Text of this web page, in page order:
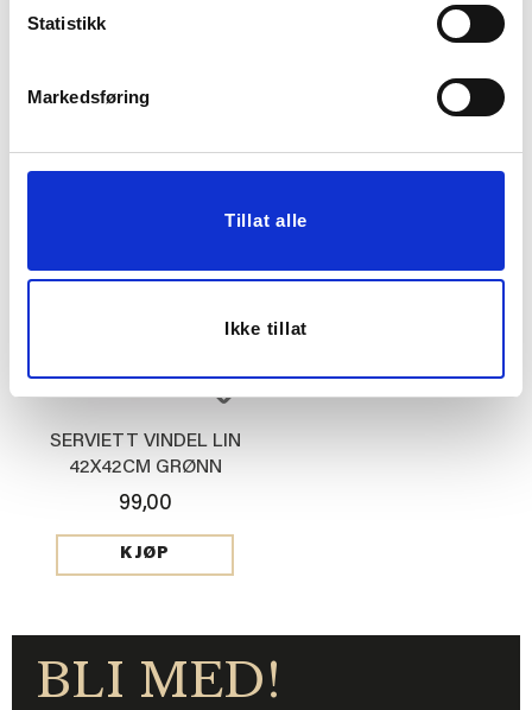
Statistikk
Markedsføring
Tillat alle
Ikke tillat
BLOMSTRING GRØNN
Før49,90
Vis mer
SMÅBLOMSTER
Vis mer
SERVIETT VINDEL LIN
42X42CM GRØNN
99,00
KJØP
BLI MED!